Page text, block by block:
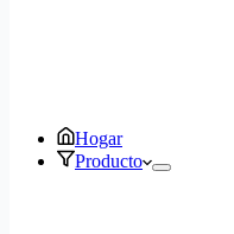
Hogar
Producto